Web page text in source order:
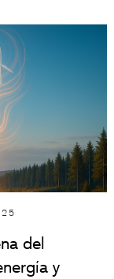
del
y